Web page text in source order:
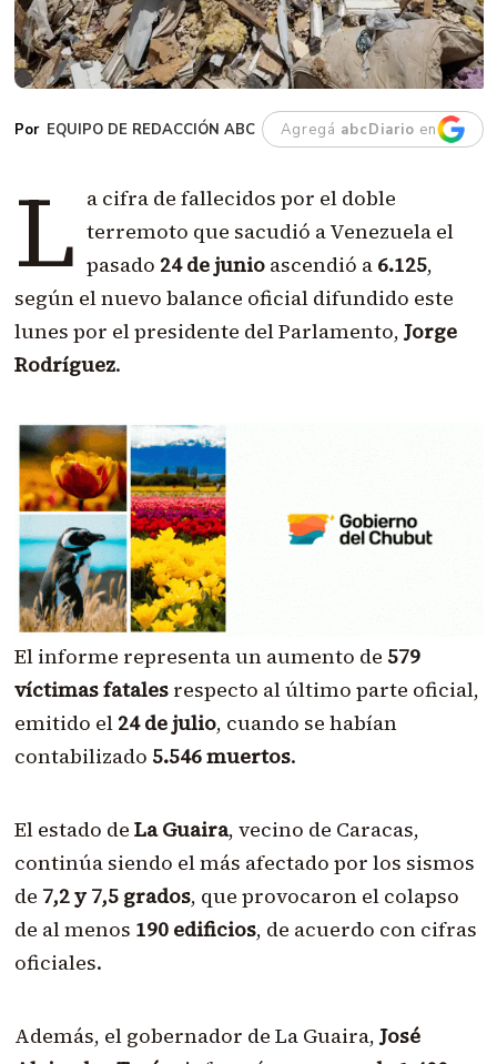
EQUIPO DE REDACCIÓN ABC Agregá abcDiario en
L a cifra de fallecidos por el doble
terremoto que sacudió a Venezuela el
pasado 24 de junioascendió a 6.125,
según el nuevo balance oficial difundido este
lunes por el presidente del Parlamento, Jorge
Rodríguez.
El informe representa un aumento de 579
víctimas fatalesrespecto al último parte oficial,
emitido el 24 de julio, cuando se habían
contabilizado 5.546 muertos.
El estado de La Guaira, vecino de Caracas,
continúa siendo el más afectado por los sismos
de 7,2 y 7,5 grados, que provocaron el colapso
de al menos 190 edificios, de acuerdo con cifras
oficiales.
Además, el gobernador de La Guaira, José